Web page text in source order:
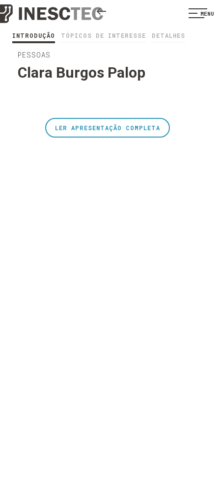
MENU
INTRODUÇÃO TÓPICOS DE INTERESSE DETALHES
PESSOAS
Clara Burgos Palop
LER APRESENTAÇÃO COMPLETA